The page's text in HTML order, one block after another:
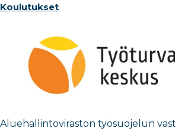
Koulutukset
Aluehallintoviraston työsuojelun